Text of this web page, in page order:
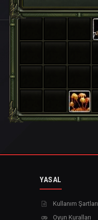
7
YASAL
Kullanım Şartları
Oyun Kuralları